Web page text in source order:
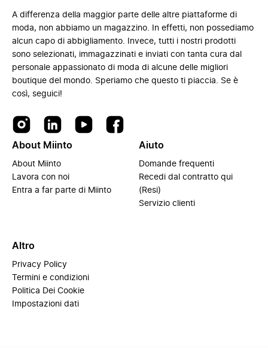
A differenza della maggior parte delle altre piattaforme di
moda, non abbiamo un magazzino. In effetti, non possediamo
alcun capo di abbigliamento. Invece, tutti i nostri prodotti
sono selezionati, immagazzinati e inviati con tanta cura dal
personale appassionato di moda di alcune delle migliori
boutique del mondo. Speriamo che questo ti piaccia. Se è
così, seguici!
About Miinto
About Miinto
Lavora con noi
Entra a far parte di Miinto
Aiuto
Domande frequenti
Recedi dal contratto qui
(Resi)
Servizio clienti
Altro
Privacy Policy
Termini e condizioni
Politica Dei Cookie
Impostazioni dati